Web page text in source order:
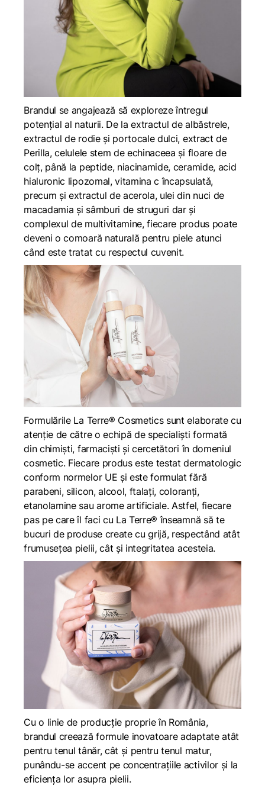
Brandul se angajează să exploreze întregul
potențial al naturii. De la extractul de albăstrele,
extractul de rodie şi portocale dulci, extract de
Perilla, celulele stem de echinaceea şi floare de
colț, până la peptide, niacinamide, ceramide, acid
hialuronic lipozomal, vitamina c încapsulatǎ,
precum și extractul de acerola, ulei din nuci de
macadamia și sâmburi de struguri dar și
complexul de multivitamine, fiecare produs poate
deveni o comoară naturală pentru piele atunci
când este tratat cu respectul cuvenit.
Formulările La Terre® Cosmetics sunt elaborate cu
atenție de către o echipă de specialiști formată
din chimiști, farmaciști și cercetători în domeniul
cosmetic. Fiecare produs este testat dermatologic
conform normelor UE și este formulat fără
parabeni, silicon, alcool, ftalați, coloranți,
etanolamine sau arome artificiale. Astfel, fiecare
pas pe care îl faci cu La Terre® înseamnă să te
bucuri de produse create cu grijă, respectând atât
frumusețea pielii, cât și integritatea acesteia.
Cu o linie de producție proprie în România,
brandul creează formule inovatoare adaptate atât
pentru tenul tânăr, cât și pentru tenul matur,
punându-se accent pe concentrațiile activilor și la
eficiența lor asupra pielii.